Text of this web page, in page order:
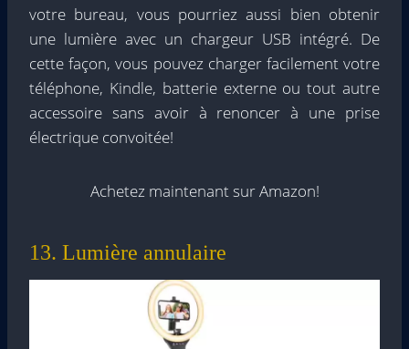
votre bureau, vous pourriez aussi bien obtenir
une lumière avec un chargeur USB intégré. De
cette façon, vous pouvez charger facilement votre
téléphone, Kindle, batterie externe ou tout autre
accessoire sans avoir à renoncer à une prise
électrique convoitée!
Achetez maintenant sur Amazon!
13. Lumière annulaire